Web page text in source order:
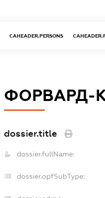
CAHEADER.PERSONS
ФОРВАРД-
dossier.title
dossier.fullName:
dossier.opfSubType: